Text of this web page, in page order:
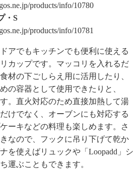
products/info/10780
・S
products/info/10781
アでもキッチンでも便利に使える
カップです。マッコリを入れるだ
材の下ごしらえ用に活用したり、
の容器として使用できたりと、
。直火対応のため直接加熱して湯
けでなく、オーブンにも対応する
ーキなどの料理も楽しめます。さ
なので、フックに吊り下げて乾か
を使えばリュックや「Loopadd」シ
運ぶこともできます。